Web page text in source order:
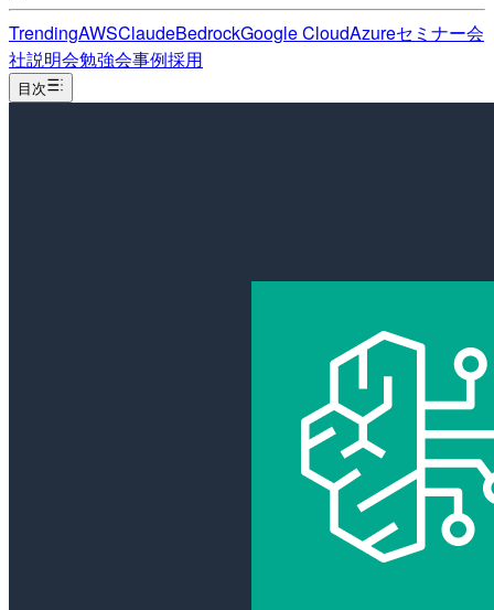
TrendingAWSClaudeBedrockGoogle CloudAzureセミナー会
社説明会勉強会事例採用
目次